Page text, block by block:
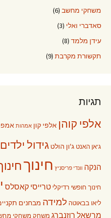
משחקי מחשב (6)
סאדברי ואלי (3)
עידן מלמד (8)
תקשורת מקרבת (9)
תגיות
אלפי קוהן אלפי קון אמהות
ג'אן האנט ג'ון הולט גידול ילדים
הנקה וונדי פריסניץ חינוך
חינוך חופשי רדיקלי טרייסי קאסלס
ליאו בבאוטה למידה מבחנים
מרשאל רוזנברג משחק משחקי